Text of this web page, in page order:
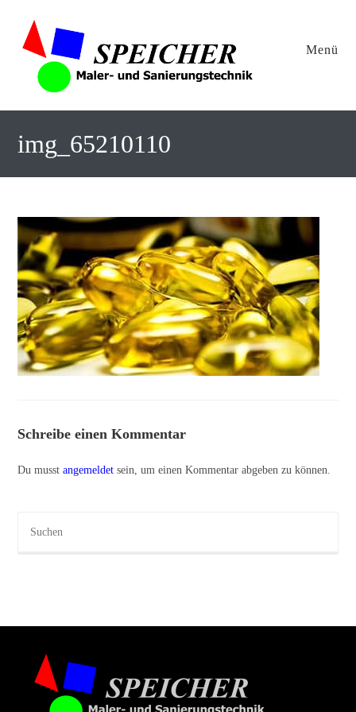
Menü
img_65210110
Schreibe einen Kommentar
Du musstangemeldet sein, um einen Kommentar abgeben zu können.